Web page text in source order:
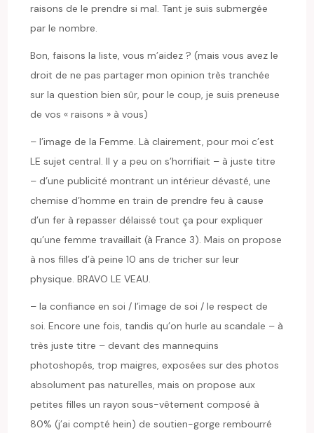
raisons de le prendre si mal. Tant je suis submergée
par le nombre.
Bon, faisons la liste, vous m’aidez ? (mais vous avez le
droit de ne pas partager mon opinion très tranchée
sur la question bien sûr, pour le coup, je suis preneuse
de vos « raisons » à vous)
– l’image de la Femme. Là clairement, pour moi c’est
LE sujet central. Il y a peu on s’horrifiait – à juste titre
– d’une publicité montrant un intérieur dévasté, une
chemise d’homme en train de prendre feu à cause
d’un fer à repasser délaissé tout ça pour expliquer
qu’une femme travaillait (à France 3). Mais on propose
à nos filles d’à peine 10 ans de tricher sur leur
physique. BRAVO LE VEAU.
– la confiance en soi / l’image de soi / le respect de
soi. Encore une fois, tandis qu’on hurle au scandale – à
très juste titre – devant des mannequins
photoshopés, trop maigres, exposées sur des photos
absolument pas naturelles, mais on propose aux
petites filles un rayon sous-vêtement composé à
80% (j’ai compté hein) de soutien-gorge rembourré